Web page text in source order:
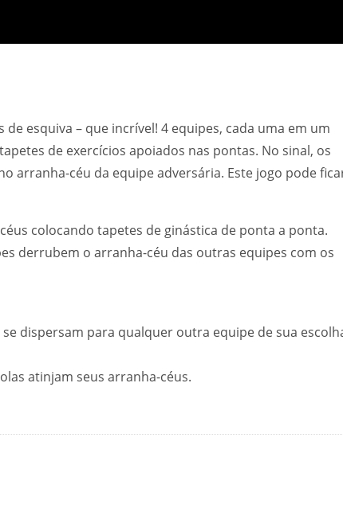
esquiva – que incrível! 4 equipes, cada uma em um
de exercícios apoiados nas pontas. No sinal, os
arranha-céu da equipe adversária. Este jogo pode
colocando tapetes de ginástica de ponta a ponta.
derrubem o arranha-céu das outras equipes com os
dispersam para qualquer outra equipe de sua
atinjam seus arranha-céus.